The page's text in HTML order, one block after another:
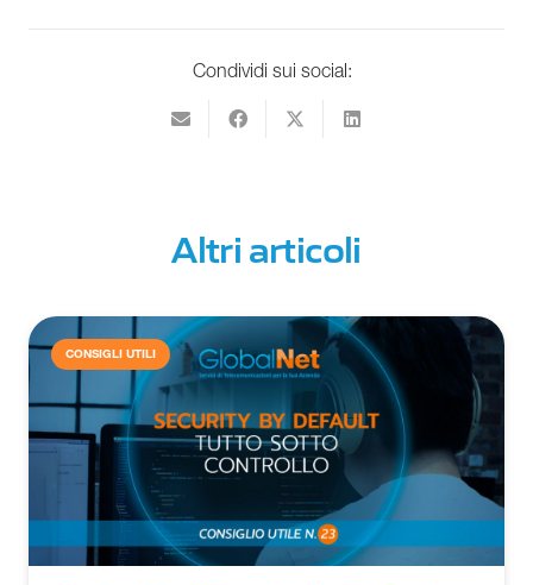
Condividi sui social:
Altri articoli
CONSIGLI UTILI